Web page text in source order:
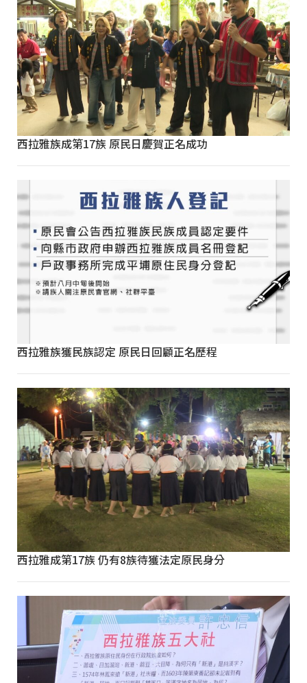
西拉雅族成第17族 原民日慶賀正名成功
西拉雅族獲民族認定 原民日回顧正名歷程
西拉雅成第17族 仍有8族待獲法定原民身分